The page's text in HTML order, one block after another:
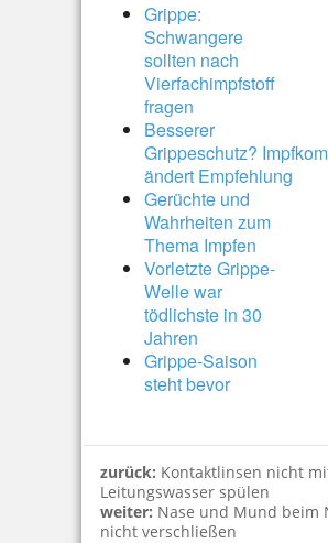
Grippe:
Schwangere
sollten nach
Vierfachimpfstoff
fragen
Besserer
Grippeschutz?
ändert Empfehlung
Gerüchte und
Wahrheiten zum
Thema Impfen
Vorletzte Grippe-
Welle war
tödlichste in 30
Jahren
Grippe-Saison
steht bevor
zurück: Kontaktlinsen nicht
Leitungswasser spülen
weiter: Nase und Mund beim
nicht verschließen